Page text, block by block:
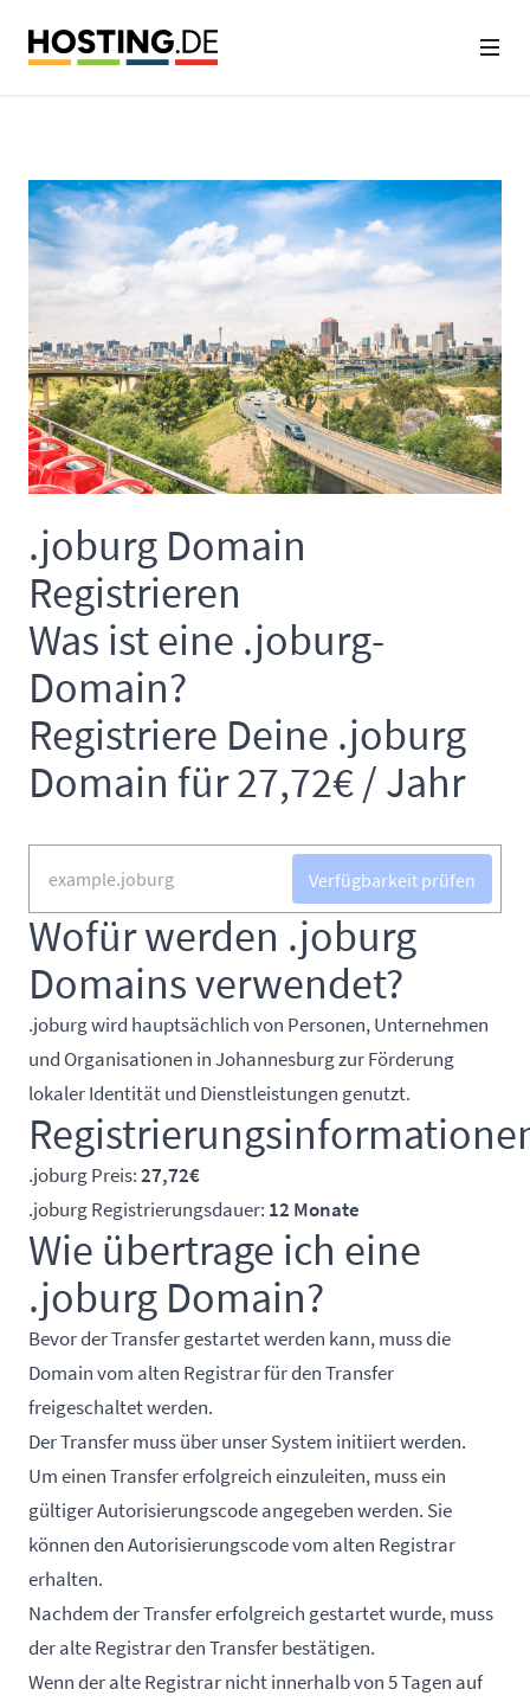
.joburg Domain
Registrieren
Was ist eine .joburg-
Domain?
Registriere Deine .joburg
Domain für 27,72€ / Jahr
Verfügbarkeit prüfen
Wofür werden .joburg
Domains verwendet?
.joburg wird hauptsächlich von Personen, Unternehmen
und Organisationen in Johannesburg zur Förderung
lokaler Identität und Dienstleistungen genutzt.
.joburg Preis:27,72€
.joburg Registrierungsdauer: 12 Monate
Wie übertrage ich eine
.joburg Domain?
Bevor der Transfer gestartet werden kann, muss die
Domain vom alten Registrar für den Transfer
freigeschaltet werden.
Der Transfer muss über unser System initiiert werden.
Um einen Transfer erfolgreich einzuleiten, muss ein
gültiger Autorisierungscode angegeben werden. Sie
können den Autorisierungscode vom alten Registrar
erhalten.
Nachdem der Transfer erfolgreich gestartet wurde, muss
der alte Registrar den Transfer bestätigen.
Wenn der alte Registrar nicht innerhalb von 5 Tagen auf